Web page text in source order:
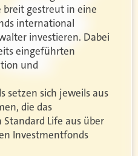
breit gestreut in eine
international
investieren. Dabei
eingeführten
und
setzen sich jeweils aus
die das
Standard Life aus über
Investmentfonds